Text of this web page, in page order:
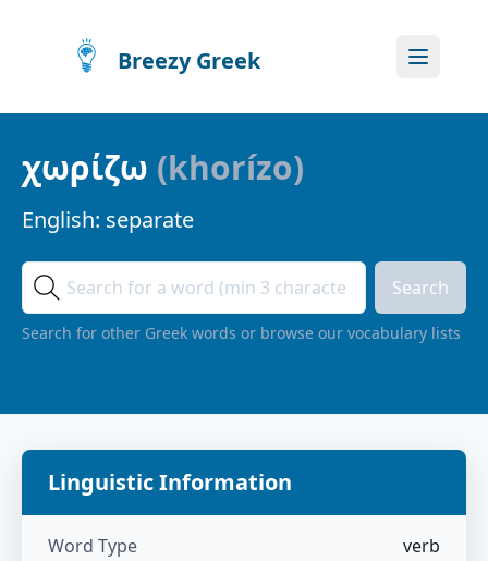
Breezy Greek
χωρίζω (khorízo)
English: separate
Search
Search for other Greek words or browse our vocabulary lists
Linguistic Information
Word Type verb